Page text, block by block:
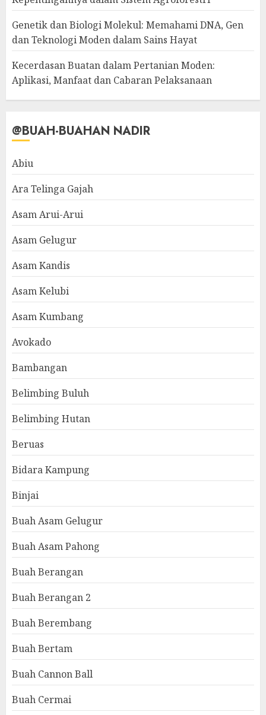
Genetik dan Biologi Molekul: Memahami DNA, Gen
dan Teknologi Moden dalam Sains Hayat
Kecerdasan Buatan dalam Pertanian Moden:
Aplikasi, Manfaat dan Cabaran Pelaksanaan
@BUAH-BUAHAN NADIR
Abiu
Ara Telinga Gajah
Asam Arui-Arui
Asam Gelugur
Asam Kandis
Asam Kelubi
Asam Kumbang
Avokado
Bambangan
Belimbing Buluh
Belimbing Hutan
Beruas
Bidara Kampung
Binjai
Buah Asam Gelugur
Buah Asam Pahong
Buah Berangan
Buah Berangan 2
Buah Berembang
Buah Bertam
Buah Cannon Ball
Buah Cermai